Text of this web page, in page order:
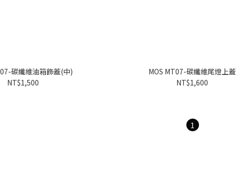
碳纖維油箱飾蓋(中)
NT$1,500
MOS MT07-碳纖維尾燈上蓋
NT$1,600
1